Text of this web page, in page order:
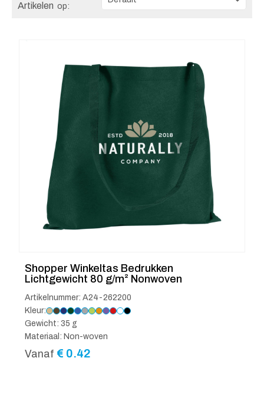
Artikelen op:
Shopper Winkeltas Bedrukken
Lichtgewicht 80 g/m² Nonwoven
Artikelnummer: A24-262200
Kleur:
Gewicht: 35 g
Materiaal: Non-woven
Vanaf € 0.42